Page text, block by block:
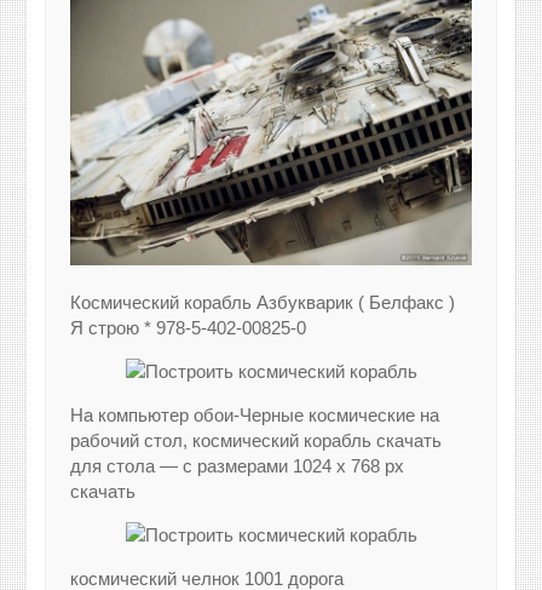
Космический корабль Азбукварик ( Белфакс )
Я строю * 978-5-402-00825-0
На компьютер обои-Черные космические на
рабочий стол, космический корабль скачать
для стола — с размерами 1024 x 768 px
скачать
космический челнок 1001 дорога